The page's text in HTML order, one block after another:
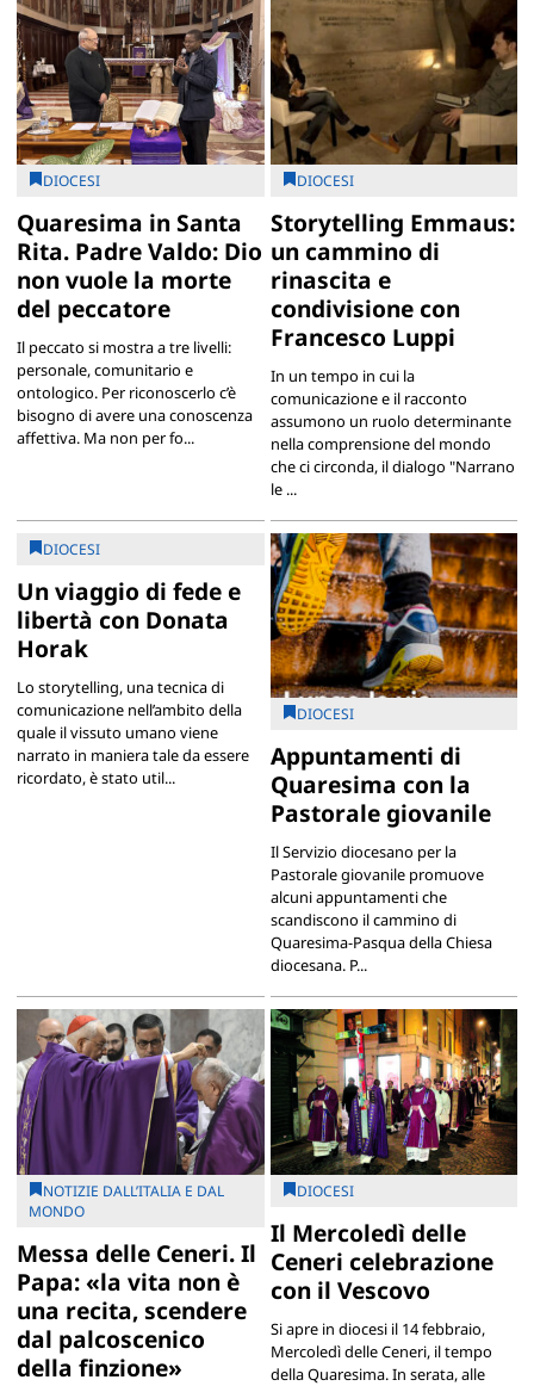
DIOCESI
Quaresima in Santa
Rita. Padre Valdo: Dio
non vuole la morte
del peccatore
Il peccato si mostra a tre livelli:
personale, comunitario e
ontologico. Per riconoscerlo c’è
bisogno di avere una conoscenza
affettiva. Ma non per fo...
DIOCESI
Storytelling Emmaus:
un cammino di
rinascita e
condivisione con
Francesco Luppi
In un tempo in cui la
comunicazione e il racconto
assumono un ruolo determinante
nella comprensione del mondo
che ci circonda, il dialogo "Narrano
le ...
DIOCESI
Un viaggio di fede e
libertà con Donata
Horak
Lo storytelling, una tecnica di
comunicazione nell’ambito della
quale il vissuto umano viene
narrato in maniera tale da essere
ricordato, è stato util...
DIOCESI
Appuntamenti di
Quaresima con la
Pastorale giovanile
Il Servizio diocesano per la
Pastorale giovanile promuove
alcuni appuntamenti che
scandiscono il cammino di
Quaresima-Pasqua della Chiesa
diocesana. P...
NOTIZIE DALL’ITALIA E DAL
MONDO
Messa delle Ceneri. Il
Papa: «la vita non è
una recita, scendere
dal palcoscenico
della finzione»
DIOCESI
Il Mercoledì delle
Ceneri celebrazione
con il Vescovo
Si apre in diocesi il 14 febbraio,
Mercoledì delle Ceneri, il tempo
della Quaresima. In serata, alle